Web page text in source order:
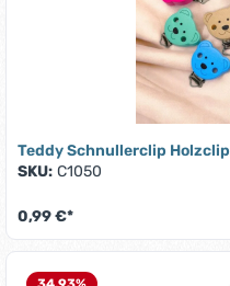
Teddy Schnullerclip Holzclip
SKU: C1050
0,99 €*